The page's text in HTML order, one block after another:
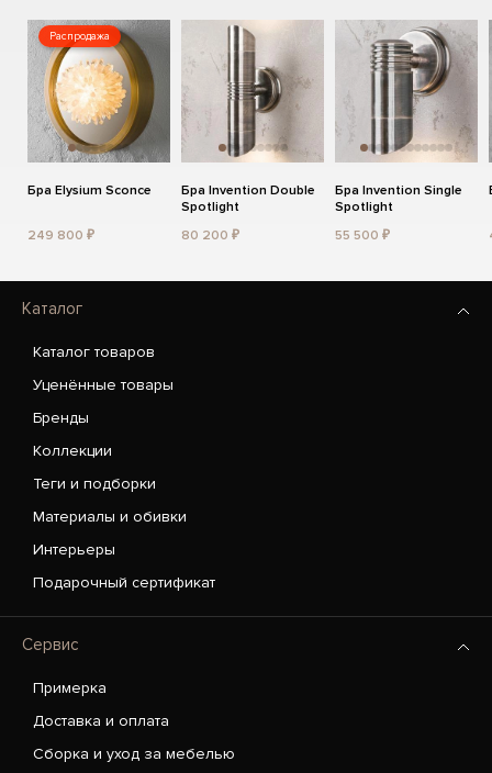
Распродажа
Бра Elysium Sconce
249 800 ₽
Бра Invention Double
Spotlight
80 200 ₽
Бра Invention Single
Spotlight
55 500 ₽
Каталог
Каталог товаров
Уценённые товары
Бренды
Коллекции
Теги и подборки
Материалы и обивки
Интерьеры
Подарочный сертификат
Сервис
Примерка
Доставка и оплата
Сборка и уход за мебелью